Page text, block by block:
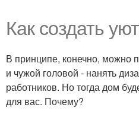
Как создать
В принципе, конечно, можно
и чужой головой - нанять
работников. Но тогда дом
для вас. Почему?